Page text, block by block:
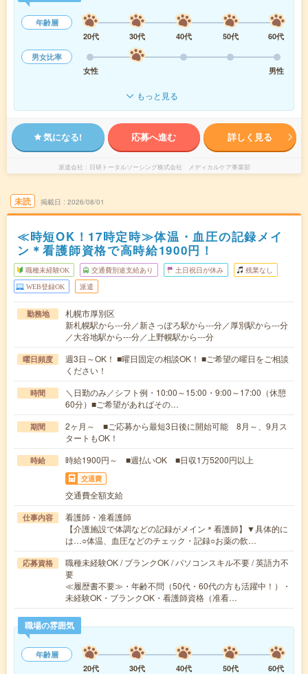
年齢層
20代
30代 40代 50代
60代
男女比率
女性
男性
もっと見る
気になる! 応募へ進む 詳しく見る
派遣会社 日研トータルソーシング株式会社 メディカルケア事業部
未読 掲載日 2026/08/01
≪時短OK！17時定時≫体温・血圧の記録メイ
ン＊看護師資格で高時給1900円！
職種未経験OK 交通費別途支給あり 土日祝日が休み 残業なし
WEB登録OK 派遣
勤務地
札幌市厚別区
新札幌駅から---分／新さっぽろ駅から---分／厚別駅から---分
／大谷地駅から---分／上野幌駅から---分
曜日頻度
週3日～OK！ ■曜日固定の相談OK！ ■ご希望の曜日をご相談
ください！
時間
＼日勤のみ／シフト例・10:00～15:00・9:00～17:00（休憩
60分）■ご希望があればその…
期間
2ヶ月～ ■ご応募から最短3日後に開始可能 8月～、9月ス
タートもOK！
時給 時給1900円～ ■週払いOK ■日収1万5200円以上
交通費
交通費全額支給
仕事内容
看護師・准看護師
【介護施設で体調などの記録がメイン＊看護師】▼具体的に
は…○体温、血圧などのチェック・記録○お薬の飲…
応募資格
職種未経験OK / ブランクOK / パソコンスキル不要 / 英語力不
要
≪履歴書不要≫・年齢不問（50代・60代の方も活躍中！）・
未経験OK・ブランクOK・看護師資格（准看…
職場の雰囲気
年齢層
20代
30代 40代 50代
60代